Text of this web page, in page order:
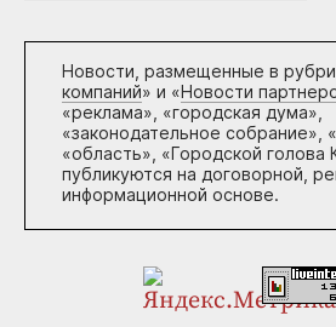
Новости, размещенные в
компаний» и «Новости
«реклама», «городская дума»,
«законодательное собрание»,
«область», «Городской голова
публикуются на договорной,
информационной основе.